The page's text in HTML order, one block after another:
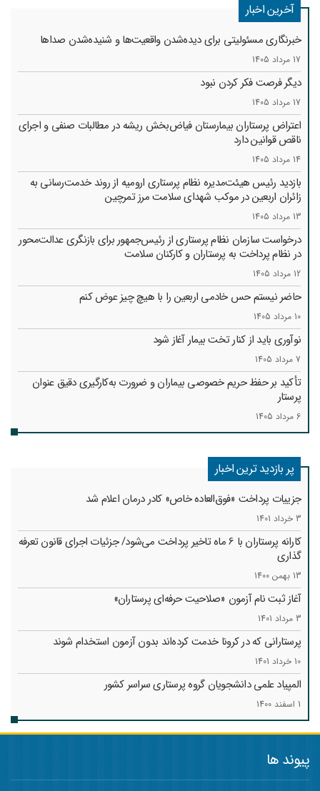
آخرین اخبار
خبرنگاری مسئولیتی برای دیده‌شدن واقعیت‌ها و شنیده‌شدن صداها
17 مرداد 1405
دیگر فرصت فکر کردن نبود
17 مرداد 1405
اعتراض پرستاران بیمارستان فیاض‌بخش ریشه در مطالبات صنفی و اجرای
ناقص قوانین دارد
14 مرداد 1405
بازدید رئیس هیئت‌مدیره نظام پرستاری ارومیه از روند خدمت‌رسانی به
زائران اربعین در موکب شهدای سلامت مرز تمرچین
13 مرداد 1405
درخواست سازمان نظام پرستاری از رئیس‌جمهور برای بازنگری عدالت‌محور
در نظام پرداخت به پرستاران و کارکنان سلامت
12 مرداد 1405
حاضر نیستم حس خادمی اربعین را با هیچ چیز عوض کنم
10 مرداد 1405
نوآوری باید از کنار تخت بیمار آغاز شود
7 مرداد 1405
تأکید بر حفظ حریم خصوصی بیماران و ضرورت به‌کارگیری دقیق عنوان
پرستار
6 مرداد 1405
پر بازدید ترین اخبار
جزییات پرداخت «فوق‌العاده خاص» کادر درمان اعلام شد
3 خرداد 1401
کارانه‌ پرستاران با 6 ماه تاخیر پرداخت می‌شود/ جزئیات اجرای قانون تعرفه
گذاری
13 بهمن 1400
آغاز ثبت نام آزمون «صلاحیت حرفه‌ای پرستاران»
3 مرداد 1401
پرستارانی که در کرونا خدمت کرد‌ه‌اند بدون آزمون استخدام شوند
10 خرداد 1401
المپیاد علمی دانشجویان گروه پرستاری سراسر کشور
1 اسفند 1400
پیوند ها